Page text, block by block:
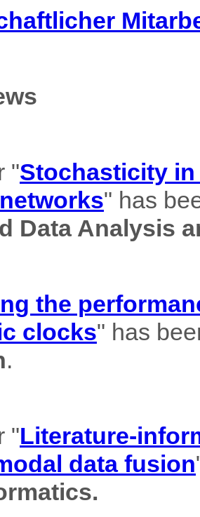
"Stochasticity
" has
Data Analysis
the
clocks" has
.
"Literature-
data fusion